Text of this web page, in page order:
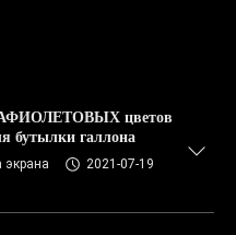
цветов
бутылки галлона
экрана
2021-07-19